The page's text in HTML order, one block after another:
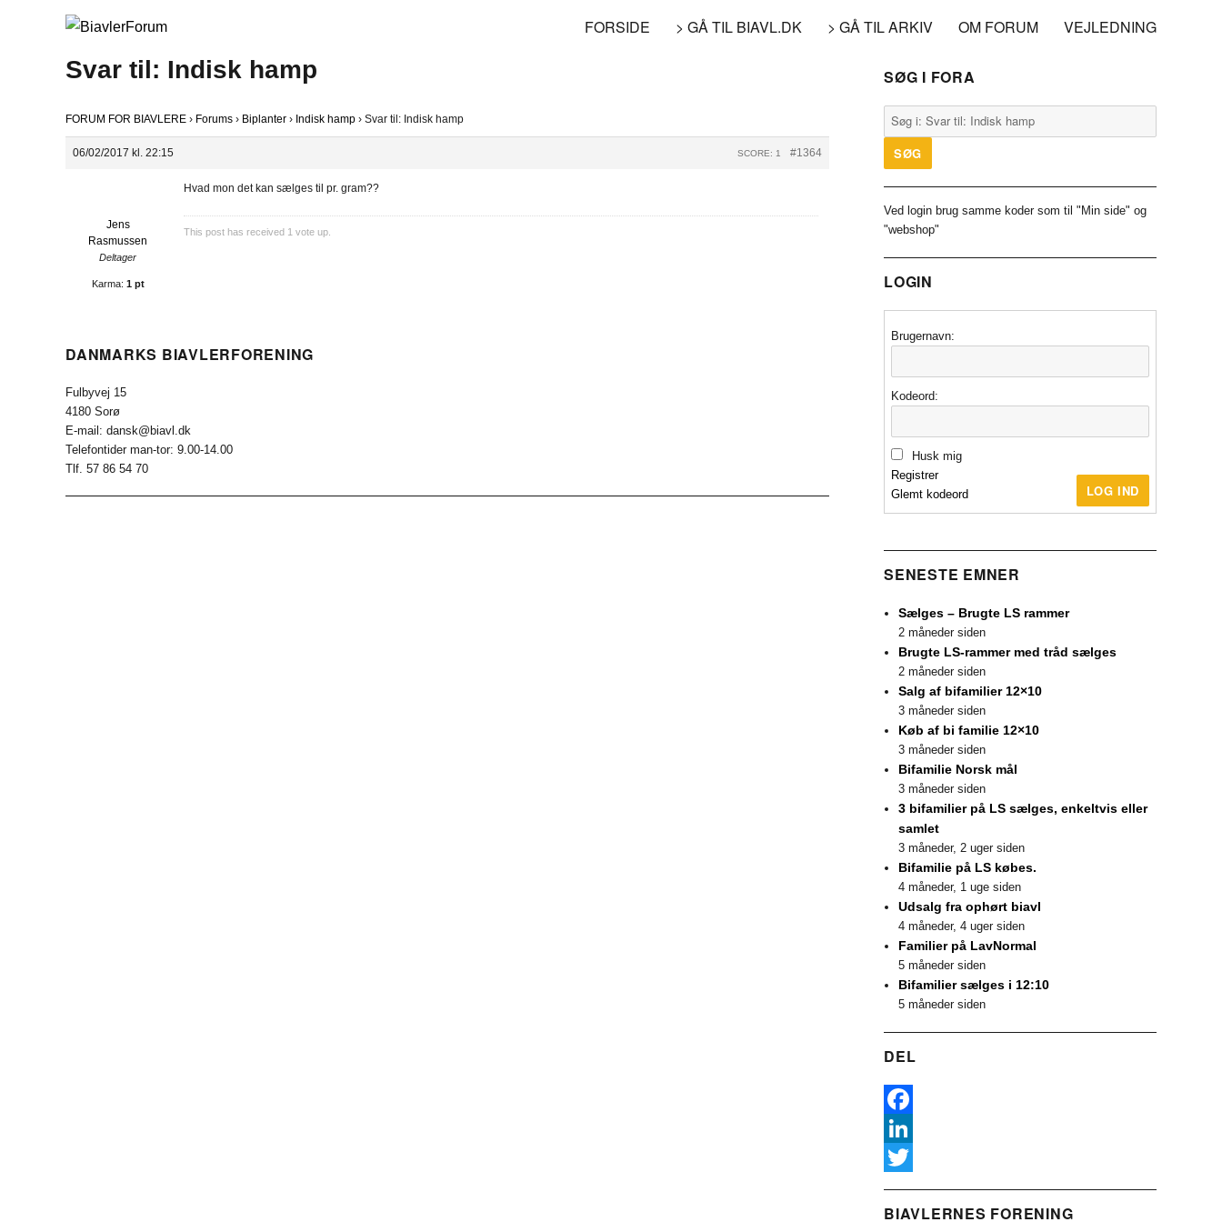
FORSIDE > GÅ TIL BIAVL.DK > GÅ TIL ARKIV OM FORUM VEJLEDNING
Svar til: Indisk hamp
FORUM FOR BIAVLERE › Forums › Biplanter › Indisk hamp › Svar til: Indisk hamp
06/02/2017 kl. 22:15 #1364
SCORE: 1
Jens
Rasmussen
Deltager
Karma: 1 pt
Hvad mon det kan sælges til pr. gram??
This post has received 1 vote up.
DANMARKS BIAVLERFORENING
Fulbyvej 15
4180 Sorø
E-mail: dansk@biavl.dk
Telefontider man-tor: 9.00-14.00
Tlf. 57 86 54 70
SØG I FORA
Ved login brug samme koder som til "Min side" og
"webshop"
LOGIN
Brugernavn:
Kodeord:
Husk mig
LOG IND
Registrer
Glemt kodeord
SENESTE EMNER
Sælges – Brugte LS rammer
2 måneder siden
Brugte LS-rammer med tråd sælges
2 måneder siden
Salg af bifamilier 12×10
3 måneder siden
Køb af bi familie 12×10
3 måneder siden
Bifamilie Norsk mål
3 måneder siden
3 bifamilier på LS sælges, enkeltvis eller
samlet
3 måneder, 2 uger siden
Bifamilie på LS købes.
4 måneder, 1 uge siden
Udsalg fra ophørt biavl
4 måneder, 4 uger siden
Familier på LavNormal
5 måneder siden
Bifamilier sælges i 12:10
5 måneder siden
DEL
F
a
e
L
nw
BIAVLERNES FORENING